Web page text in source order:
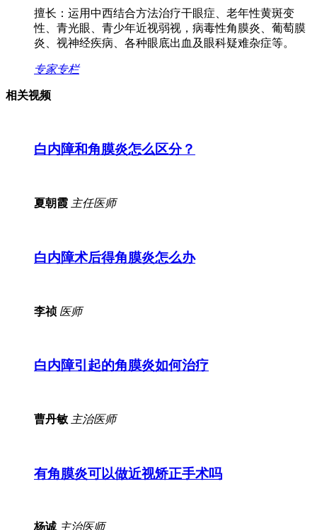
擅长： 运用中西结合方法治疗干眼症、老年性黄斑变
性、青光眼、青少年近视弱视，病毒性角膜炎、葡萄膜
炎、视神经疾病、各种眼底出血及眼科疑难杂症等。
专家专栏
相关视频
白内障和角膜炎怎么区分？
夏朝霞 主任医师
白内障术后得角膜炎怎么办
李祯 医师
白内障引起的角膜炎如何治疗
曹丹敏 主治医师
有角膜炎可以做近视矫正手术吗
杨诚 主治医师